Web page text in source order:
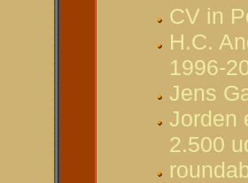
CV in
H.C.
1996-
Jens
Jorden
2.500